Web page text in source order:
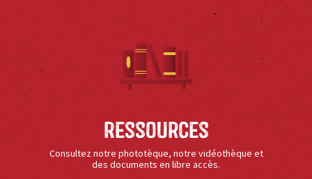
Ressources
Consultez notre phototèque, notre vidéothèque et
des documents en libre accès.